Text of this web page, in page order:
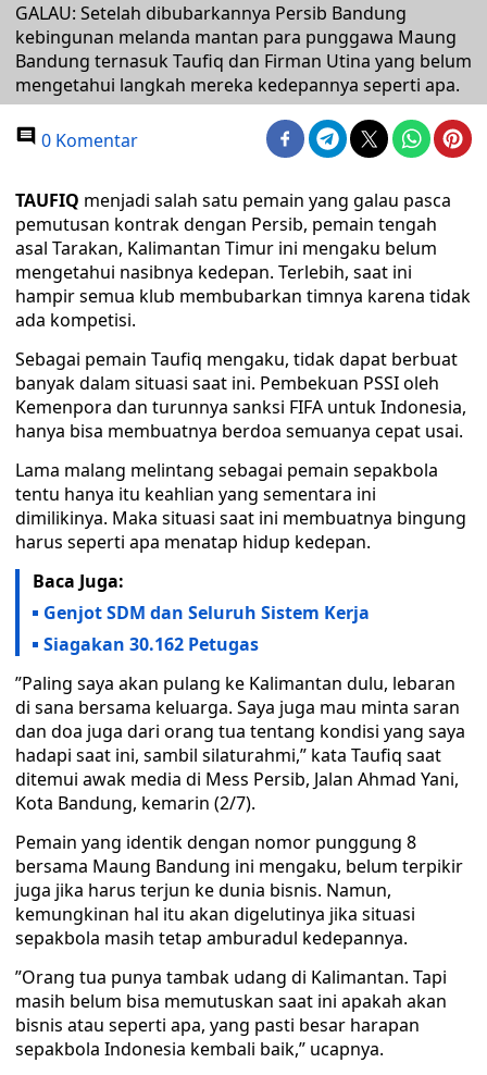
GALAU: Setelah dibubarkannya Persib Bandung
kebingunan melanda mantan para punggawa Maung
Bandung ternasuk Taufiq dan Firman Utina yang belum
mengetahui langkah mereka kedepannya seperti apa.
0 Komentar
TAUFIQ menjadi salah satu pemain yang galau pasca
pemutusan kontrak dengan Persib, pemain tengah
asal Tarakan, Kalimantan Timur ini mengaku belum
mengetahui nasibnya kedepan. Terlebih, saat ini
hampir semua klub membubarkan timnya karena tidak
ada kompetisi.
Sebagai pemain Taufiq mengaku, tidak dapat berbuat
banyak dalam situasi saat ini. Pembekuan PSSI oleh
Kemenpora dan turunnya sanksi FIFA untuk Indonesia,
hanya bisa membuatnya berdoa semuanya cepat usai.
Lama malang melintang sebagai pemain sepakbola
tentu hanya itu keahlian yang sementara ini
dimilikinya. Maka situasi saat ini membuatnya bingung
harus seperti apa menatap hidup kedepan.
Baca Juga:
Genjot SDM dan Seluruh Sistem Kerja
Siagakan 30.162 Petugas
”Paling saya akan pulang ke Kalimantan dulu, lebaran
di sana bersama keluarga. Saya juga mau minta saran
dan doa juga dari orang tua tentang kondisi yang saya
hadapi saat ini, sambil silaturahmi,” kata Taufiq saat
ditemui awak media di Mess Persib, Jalan Ahmad Yani,
Kota Bandung, kemarin (2/7).
Pemain yang identik dengan nomor punggung 8
bersama Maung Bandung ini mengaku, belum terpikir
juga jika harus terjun ke dunia bisnis. Namun,
kemungkinan hal itu akan digelutinya jika situasi
sepakbola masih tetap amburadul kedepannya.
”Orang tua punya tambak udang di Kalimantan. Tapi
masih belum bisa memutuskan saat ini apakah akan
bisnis atau seperti apa, yang pasti besar harapan
sepakbola Indonesia kembali baik,” ucapnya.